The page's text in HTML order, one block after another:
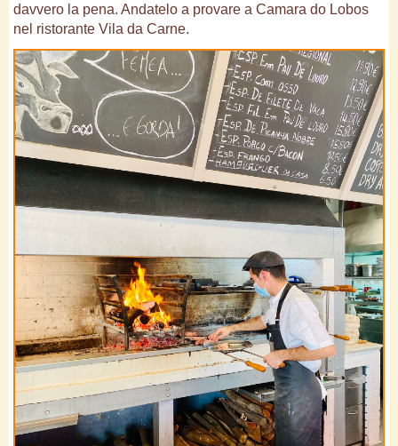
davvero la pena. Andatelo a provare a Camara do Lobos
nel ristorante Vila da Carne.